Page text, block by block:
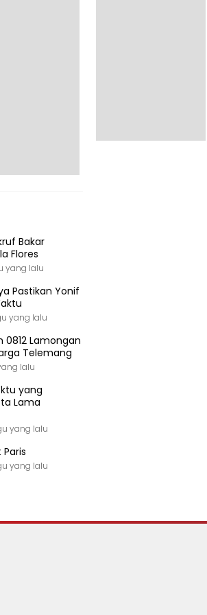
Bakar
Flores
yang lalu
Pastikan Yonif
yang lalu
0812 Lamongan
Telemang
lalu
yang
Lama
yang lalu
yang lalu